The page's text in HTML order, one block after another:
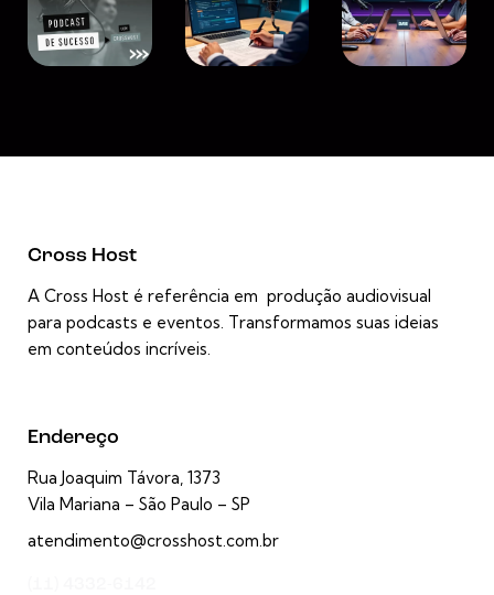
Cross Host
A Cross Host é referência em produção audiovisual
para podcasts e eventos. Transformamos suas ideias
em conteúdos incríveis.
Endereço
Rua Joaquim Távora, 1373
Vila Mariana – São Paulo – SP
atendimento@crosshost.com.br